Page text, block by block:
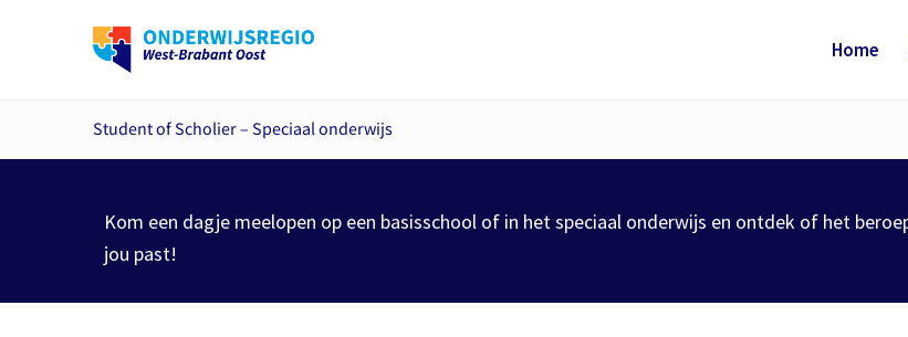
Home
Student of Scholier – Speciaal onderwijs
Kom een dagje meelopen op een basisschool of in het speciaal onderwijs en ontdek of het
jou past!